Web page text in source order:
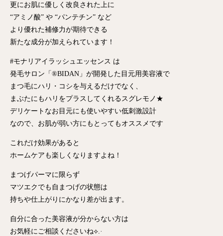
更にお肌に優しく改良された上に
“アミノ酸” や “パンテチン” など
より優れた補修力が期待できる
新たな成分が加えられています！
#モナリアイラッシュエッセンス は
発毛サロン「®BIDAN」が開発した目元用美容液で
まつ毛にハリ・コシを与えるだけでなく、
まぶたにもハリをプラスしてくれるスグレモノ★
デリケートなお目元にも使いやすい低刺激設計
なので、お肌が弱い方にもとってもオススメです
これだけ効果があると
ホームケアも楽しくなりますよね！
まつげパーマに限らず
マツエクでも自まつげの状態は
持ちや仕上がりにかなり差が出ます。
自分に合った美容液が分からない方は
お気軽にご相談くださいね⟡.·